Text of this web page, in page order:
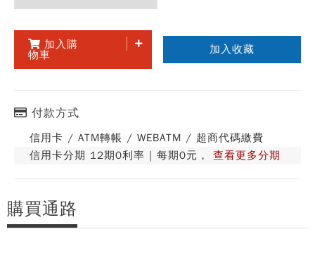
加入購
物車
加入收藏
付款方式
信用卡 / ATM轉帳 / WEBATM / 超商代碼繳費
信用卡分期 12期0利率 | 每期0元， 查看更多分期
購買通路